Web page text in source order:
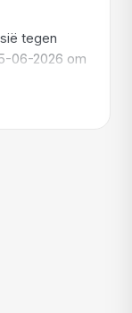
tegen
06-2026 om